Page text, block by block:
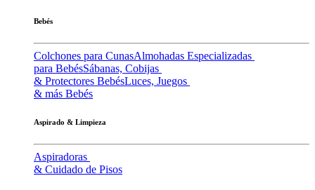
Bebés
Colchones para CunasAlmohadas Especializadas
para BebésSábanas, Cobijas
& Protectores BebésLuces, Juegos
& más Bebés
Aspirado & Limpieza
Aspiradoras
& Cuidado de Pisos